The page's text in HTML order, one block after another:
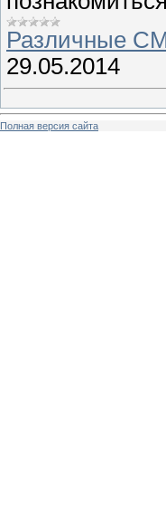
Различные
29.05.2014
Полная версия сайта